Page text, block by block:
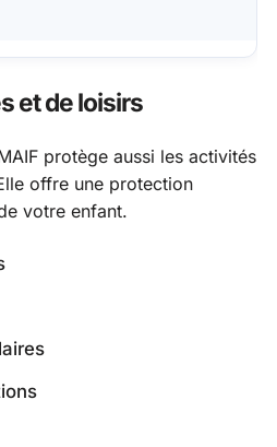
et de loisirs
protège aussi les activités
offre une protection
votre enfant.